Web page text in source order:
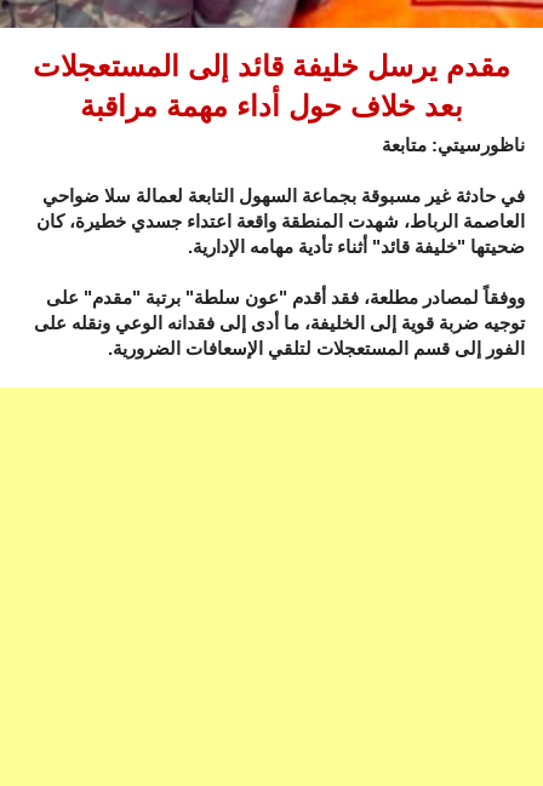
مقدم يرسل خليفة قائد إلى المستعجلات
بعد خلاف حول أداء مهمة مراقبة
ناظورسيتي: متابعة
في حادثة غير مسبوقة بجماعة السهول التابعة لعمالة سلا ضواحي
العاصمة الرباط، شهدت المنطقة واقعة اعتداء جسدي خطيرة، كان
ضحيتها "خليفة قائد" أثناء تأدية مهامه الإدارية.
ووفقاً لمصادر مطلعة، فقد أقدم "عون سلطة" برتبة "مقدم" على
توجيه ضربة قوية إلى الخليفة، ما أدى إلى فقدانه الوعي ونقله على
الفور إلى قسم المستعجلات لتلقي الإسعافات الضرورية.